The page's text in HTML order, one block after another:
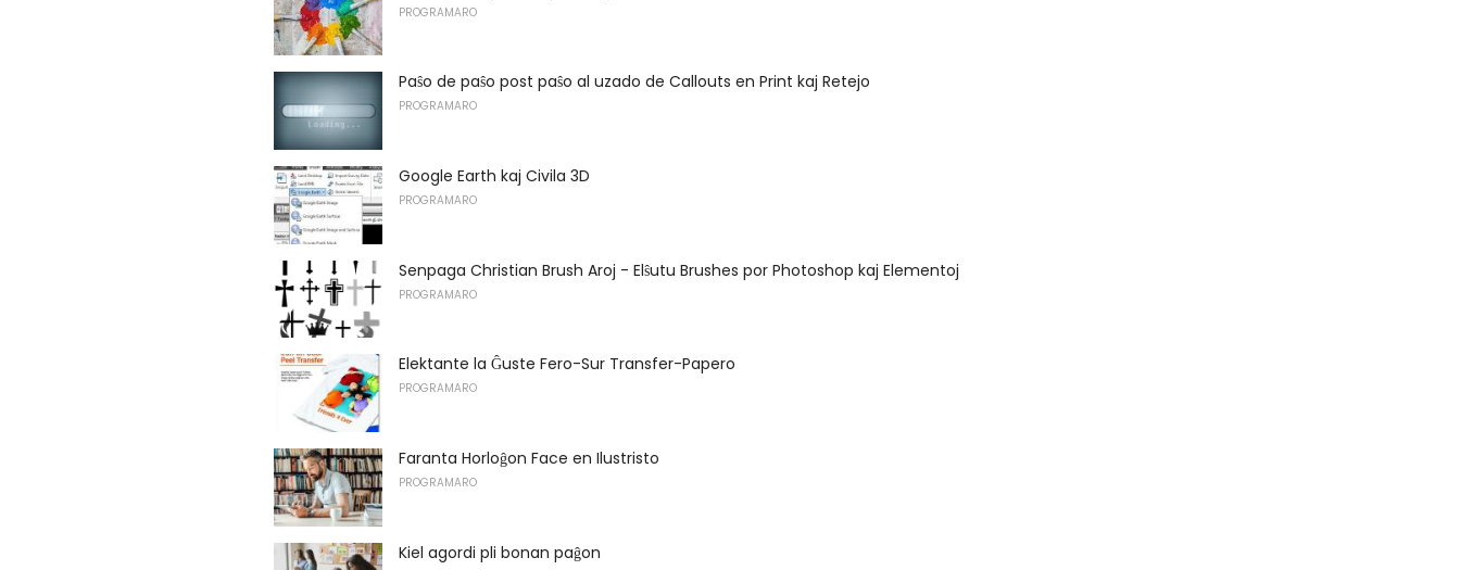
PROGRAMARO
Paŝo de paŝo post paŝo al uzado de Callouts en Print kaj Retejo
PROGRAMARO
Google Earth kaj Civila 3D
PROGRAMARO
Senpaga Christian Brush Aroj - Elŝutu Brushes por Photoshop kaj Elementoj
PROGRAMARO
Elektante la Ĝuste Fero-Sur Transfer-Papero
PROGRAMARO
Faranta Horloĝon Face en Ilustristo
PROGRAMARO
Kiel agordi pli bonan paĝon